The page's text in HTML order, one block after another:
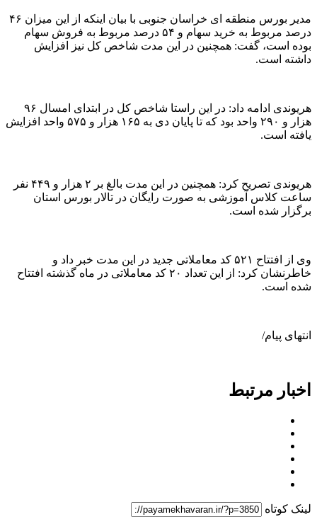
مدیر بورس منطقه ای خراسان جنوبی با بیان اینکه از این میزان ۴۶
درصد مربوط به خرید سهام و ۵۴ درصد مربوط به فروش سهام
بوده است، گفت: همچنین در این مدت شاخص کل نیز افزایش
داشته است.
هریوندی ادامه داد: در این راستا شاخص کل در ابتدای امسال ۹۶
هزار و ۲۹۰ واحد بود که تا پایان دی به ۱۶۵ هزار و ۵۷۵ واحد افزایش
یافته است.
هریوندی تصریح کرد: همچنین در این مدت بالغ بر ۲ هزار و ۴۴۹ نفر
ساعت کلاس آموزشی به صورت رایگان در تالار بورس استان
برگزار شده است.
وی از افتتاح ۵۲۱ کد معاملاتی جدید در این مدت خبر داد و
خاطرنشان کرد: از این تعداد ۲۰ کد معاملاتی در ماه گذشته افتتاح
شده است.
انتهای پیام/
اخبار مرتبط
لینک کوتاه